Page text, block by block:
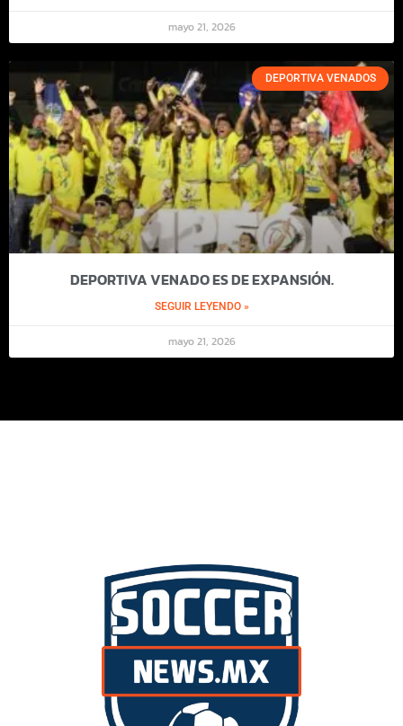
mayo 21, 2026
DEPORTIVA VENADOS
DEPORTIVA VENADO ES DE EXPANSIÓN.
SEGUIR LEYENDO »
mayo 21, 2026